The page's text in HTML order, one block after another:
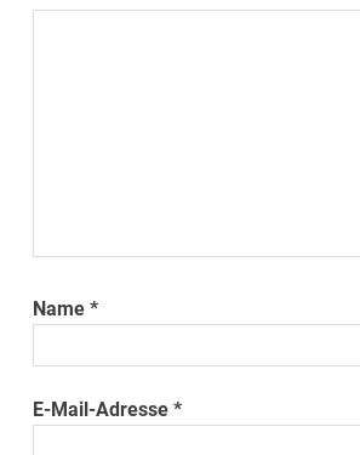
Name*
E-Mail-Adresse*